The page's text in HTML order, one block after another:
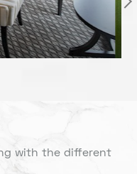
with the different